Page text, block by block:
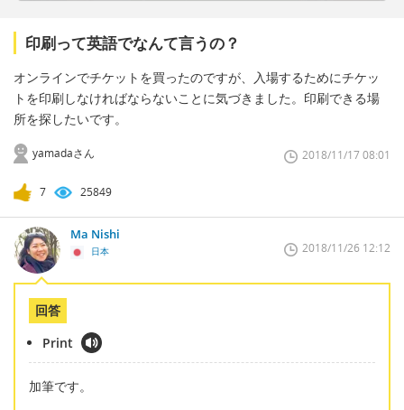
印刷って英語でなんて言うの？
オンラインでチケットを買ったのですが、入場するためにチケッ
トを印刷しなければならないことに気づきました。印刷できる場
所を探したいです。
yamadaさん 2018/11/17 08:01
7 25849
Ma Nishi
日本 2018/11/26 12:12
回答
Print
加筆です。